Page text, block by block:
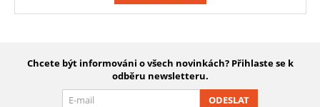
Chcete být informováni o všech novinkách? Přihlaste se k
odběru newsletteru.
ODESLAT